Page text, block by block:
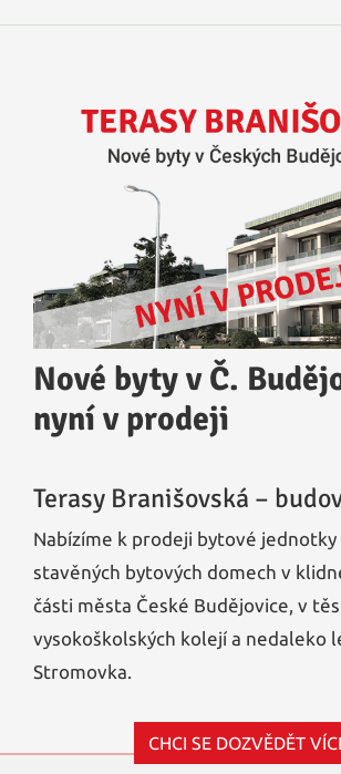
Nové byty v Č.
nyní v prodeji
Terasy Branišovská –
Nabízíme k prodeji bytové jednotky
stavěných bytových domech v
části města České Budějovice, v
vysokoškolských kolejí a nedaleko
Stromovka.
CHCI SE DOZVĚDĚT